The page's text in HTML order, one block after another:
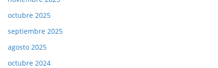
octubre 2025
septiembre 2025
agosto 2025
octubre 2024